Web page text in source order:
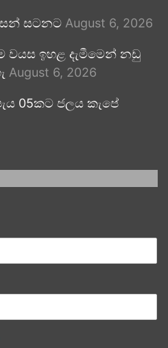
සටනට August 6, 2026
වයස ඉහළ දැමීමෙන් නඩු
August 6, 2026
05කට ජලය කැපේ